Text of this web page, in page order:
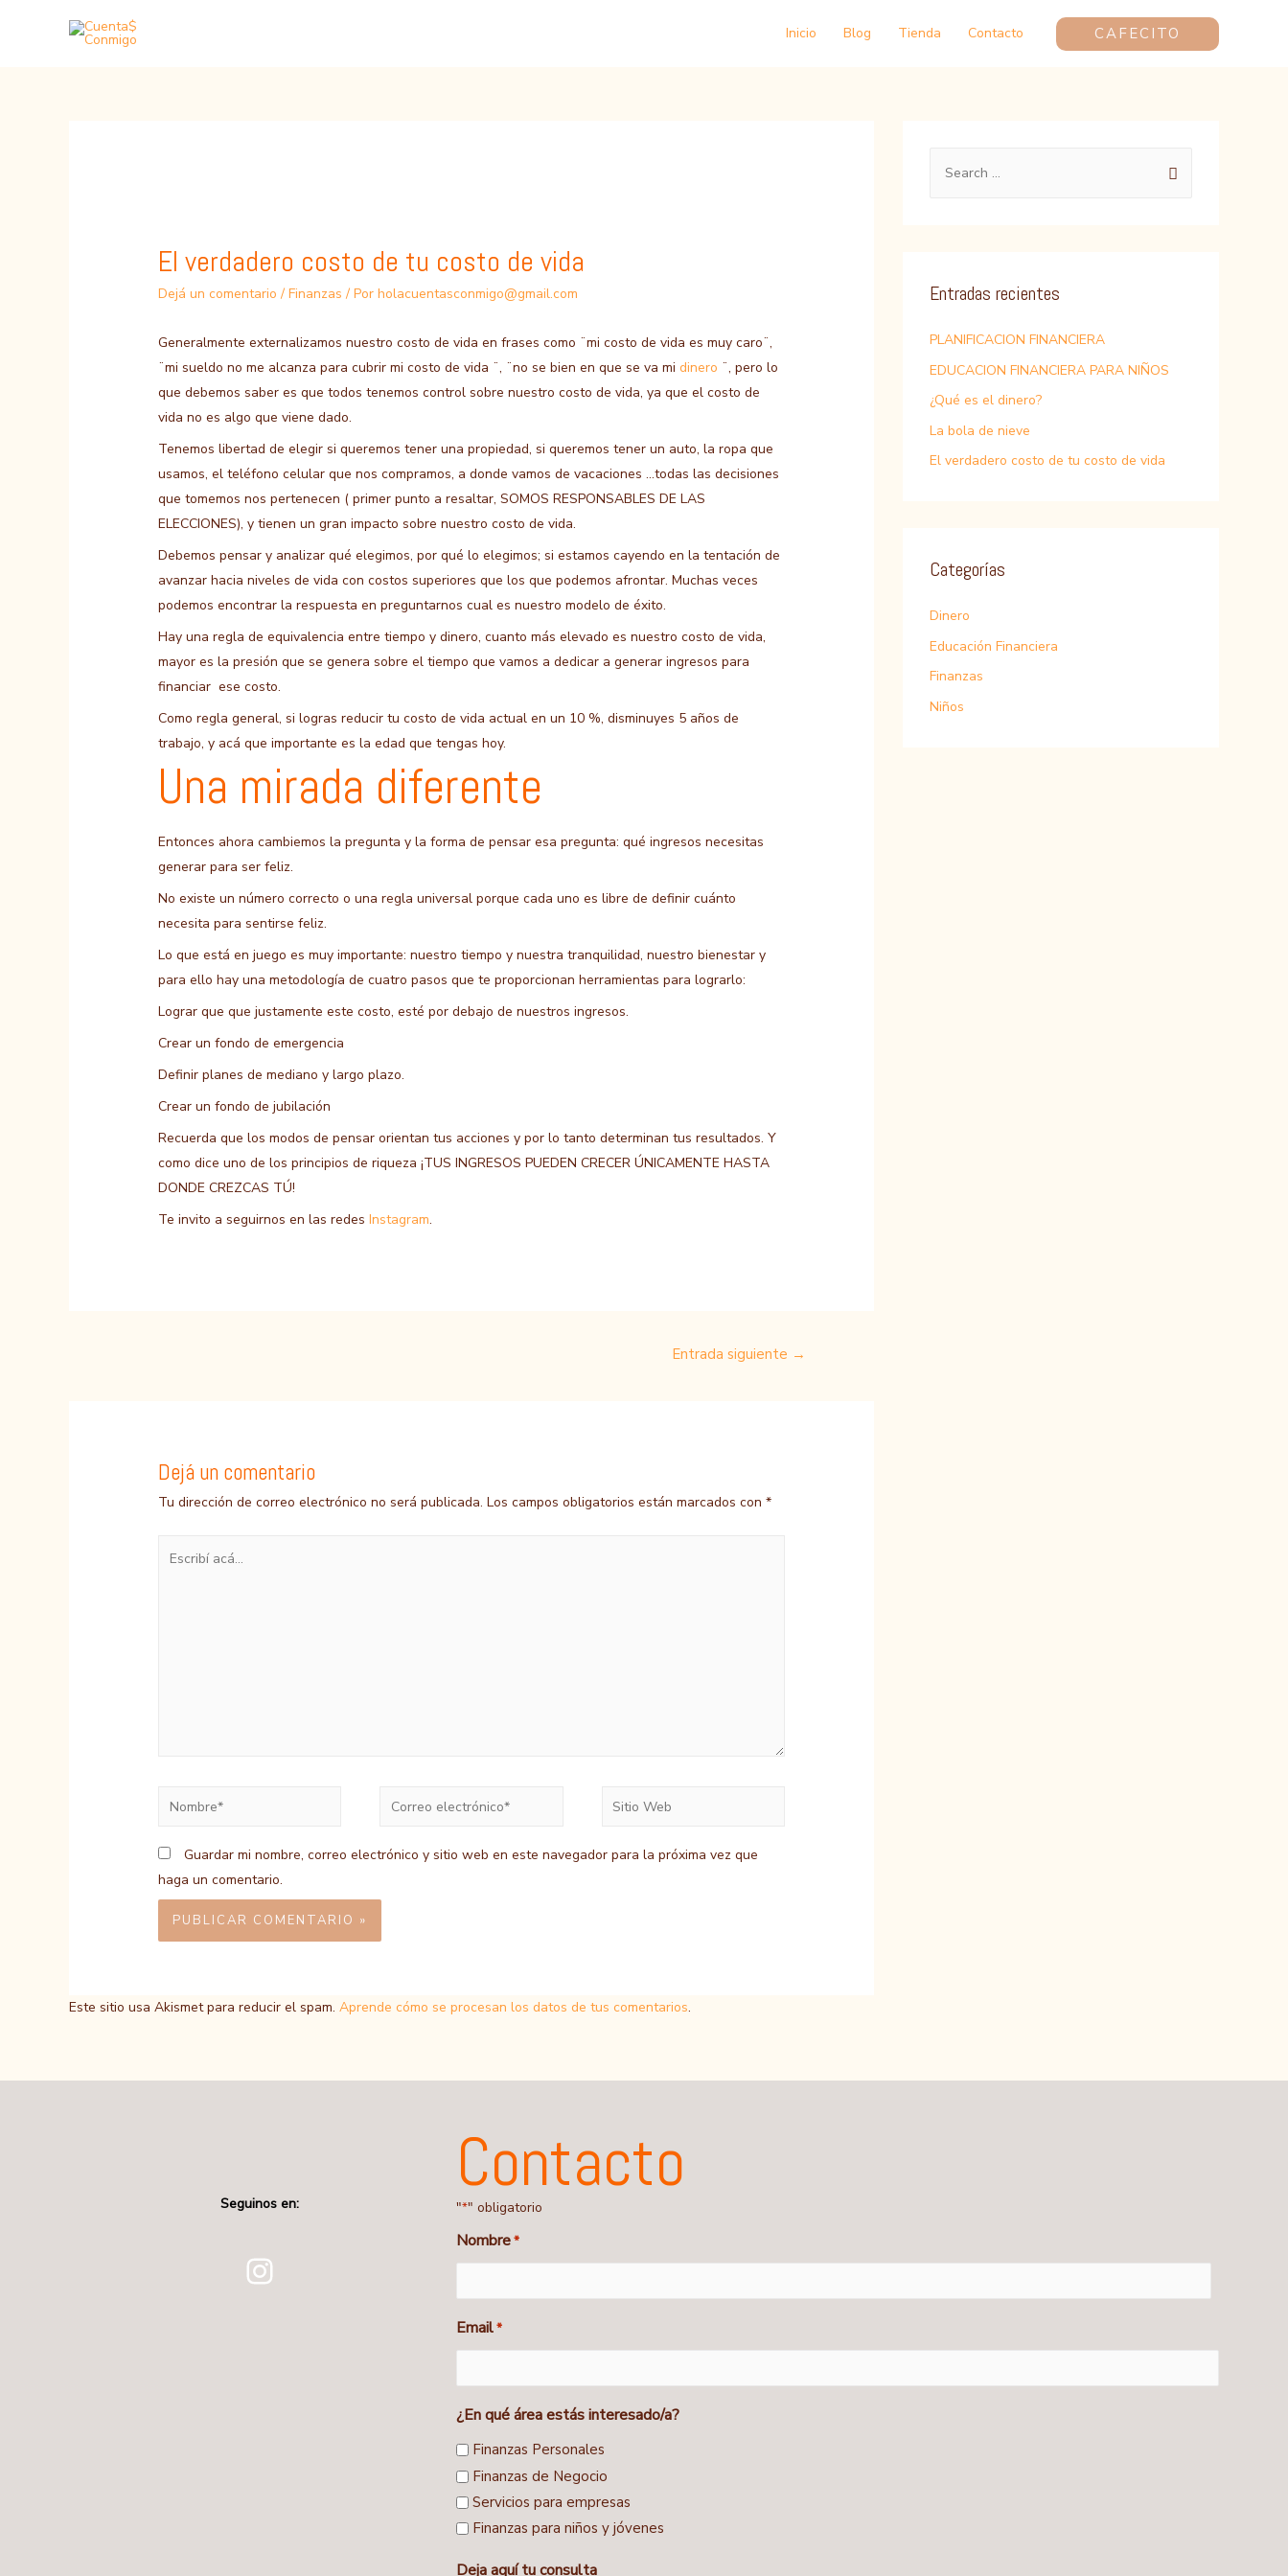
Inicio Blog Tienda Contacto CAFECITO
El verdadero costo de tu costo de vida
Dejá un comentario /Finanzas / Porholacuentasconmigo@gmail.com
Generalmente externalizamos nuestro costo de vida en frases como ¨mi costo de vida es muy caro¨,
¨mi sueldo no me alcanza para cubrir mi costo de vida ¨, ¨no se bien en que se va midinero ¨, pero lo
que debemos saber es que todos tenemos control sobre nuestro costo de vida, ya que el costo de
vida no es algo que viene dado.
Tenemos libertad de elegir si queremos tener una propiedad, si queremos tener un auto, la ropa que
usamos, el teléfono celular que nos compramos, a donde vamos de vacaciones …todas las decisiones
que tomemos nos pertenecen ( primer punto a resaltar, SOMOS RESPONSABLES DE LAS
ELECCIONES), y tienen un gran impacto sobre nuestro costo de vida.
Debemos pensar y analizar qué elegimos, por qué lo elegimos; si estamos cayendo en la tentación de
avanzar hacia niveles de vida con costos superiores que los que podemos afrontar. Muchas veces
podemos encontrar la respuesta en preguntarnos cual es nuestro modelo de éxito.
Hay una regla de equivalencia entre tiempo y dinero, cuanto más elevado es nuestro costo de vida,
mayor es la presión que se genera sobre el tiempo que vamos a dedicar a generar ingresos para
financiar ese costo.
Como regla general, si logras reducir tu costo de vida actual en un 10 %, disminuyes 5 años de
trabajo, y acá que importante es la edad que tengas hoy.
Una mirada diferente
Entonces ahora cambiemos la pregunta y la forma de pensar esa pregunta: qué ingresos necesitas
generar para ser feliz.
No existe un número correcto o una regla universal porque cada uno es libre de definir cuánto
necesita para sentirse feliz.
Lo que está en juego es muy importante: nuestro tiempo y nuestra tranquilidad, nuestro bienestar y
para ello hay una metodología de cuatro pasos que te proporcionan herramientas para lograrlo:
Lograr que que justamente este costo, esté por debajo de nuestros ingresos.
Crear un fondo de emergencia
Definir planes de mediano y largo plazo.
Crear un fondo de jubilación
Recuerda que los modos de pensar orientan tus acciones y por lo tanto determinan tus resultados. Y
como dice uno de los principios de riqueza ¡TUS INGRESOS PUEDEN CRECER ÚNICAMENTE HASTA
DONDE CREZCAS TÚ!
Te invito a seguirnos en las redesInstagram.
Entrada siguiente →
Dejá un comentario
Tu dirección de correo electrónico no será publicada. Los campos obligatorios están marcados con*
Nombre*
Correo
Sitio
Guardar mi nombre, correo electrónico y sitio web en este navegador para la próxima vez que
haga un comentario.
Este sitio usa Akismet para reducir el spam. Aprende cómo se procesan los datos de tus comentarios.
h
o
r
:
Entradas recientes
PLANIFICACION FINANCIERA
EDUCACION FINANCIERA PARA NIÑOS
¿Qué es el dinero?
La bola de nieve
El verdadero costo de tu costo de vida
Categorías
Dinero
Educación Financiera
Finanzas
Niños
Seguinos en:
Instagram
Contacto
"*" obligatorio
Nombre*
Email*
¿En qué área estás interesado/a?
Finanzas Personales
Finanzas de Negocio
Servicios para empresas
Finanzas para niños y jóvenes
Deja aquí tu consulta